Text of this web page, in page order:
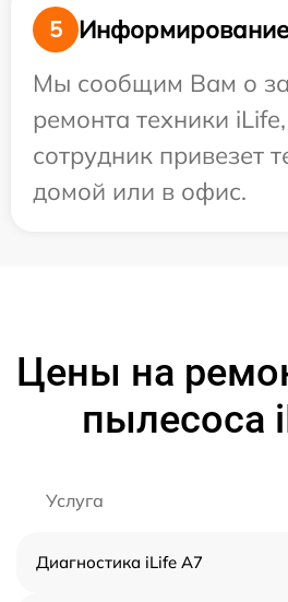
5
Информирование
Мы сообщим Вам о
ремонта техники
сотрудник привезет
домой или в офис.
Цены на
пылесоса
Услуга
Диагностика iLife A7